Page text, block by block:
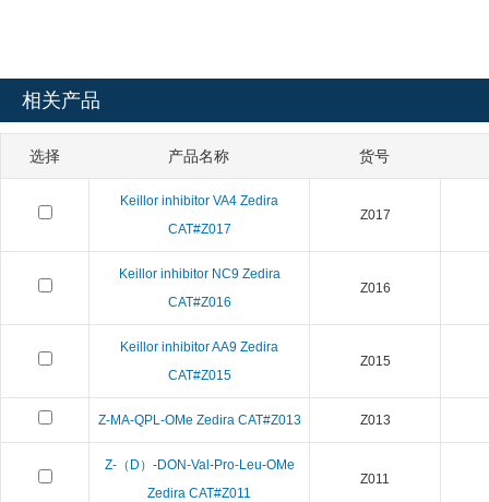
相关产品
选择 产品名称 货号
Keillor inhibitor VA4 Zedira
CAT#Z017
Z017
Keillor inhibitor NC9 Zedira
CAT#Z016
Z016
Keillor inhibitor AA9 Zedira
CAT#Z015
Z015
Z-MA-QPL-OMe Zedira CAT#Z013 Z013
Z-（D）-DON-Val-Pro-Leu-OMe
Zedira CAT#Z011
Z011